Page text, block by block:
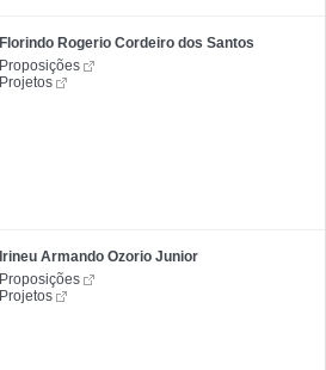
Florindo Rogerio Cordeiro dos Santos
Proposições
Projetos
Irineu Armando Ozorio Junior
Proposições
Projetos